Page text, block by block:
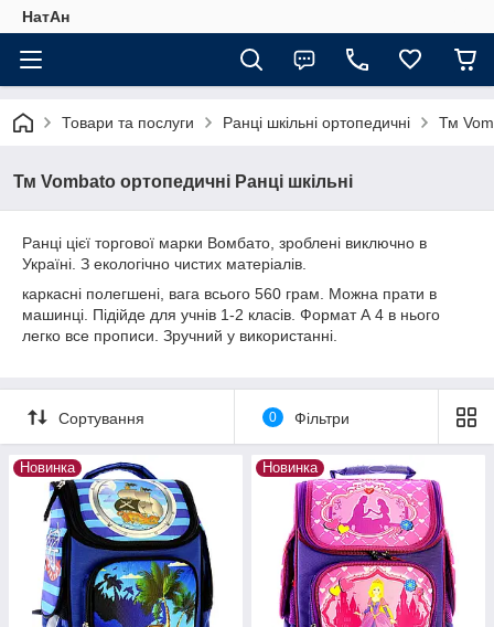
НатАн
Товари та послуги Ранці шкільні ортопедичні Тм
Тм Vombato ортопедичні Ранці шкільні
Ранці цієї торгової марки Вомбато, зроблені виключно в
Україні. З екологічно чистих матеріалів.
каркасні полегшені, вага всього 560 грам. Можна прати в
машинці. Підійде для учнів 1-2 класів. Формат А 4 в нього
легко все прописи. Зручний у використанні.
Сортування 0 Фільтри
Новинка Новинка